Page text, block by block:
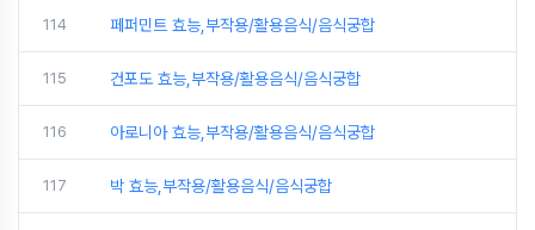
114 페퍼민트 효능,부작용/활용음식/음식궁합
115 건포도 효능,부작용/활용음식/음식궁합
116 아로니아 효능,부작용/활용음식/음식궁합
117 박 효능,부작용/활용음식/음식궁합